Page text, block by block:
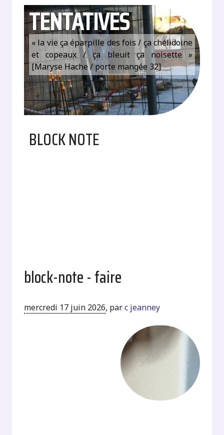
TENTATIVES
« la vie ça éparpille des fois / ça chélidoine
et copeaux / ça bleuit ça noisette »
[Maryse Hache / porte mangée 32]
BLOCK NOTE
block-note - faire
mercredi 17 juin 2026, parc jeanney